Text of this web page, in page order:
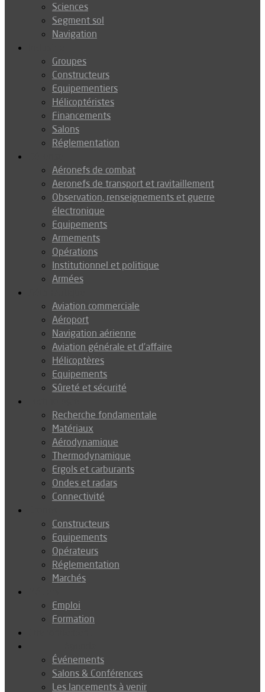
Sciences
Segment sol
Navigation
Groupes
Constructeurs
Equipementiers
Hélicoptéristes
Financements
Salons
Réglementation
Aéronefs de combat
Aeronefs de transport et ravitaillement
Observation, renseignements et guerre
électronique
Equipements
Armements
Opérations
Institutionnel et politique
Armées
Aviation commerciale
Aéroport
Navigation aérienne
Aviation générale et d’affaire
Hélicoptères
Equipements
Sûreté et sécurité
Recherche fondamentale
Matériaux
Aérodynamique
Thermodynamique
Ergols et carburants
Ondes et radars
Connectivité
Constructeurs
Equipements
Opérateurs
Réglementation
Marchés
Emploi
Formation
Événements
Salons & Conférences
Les lancements à venir